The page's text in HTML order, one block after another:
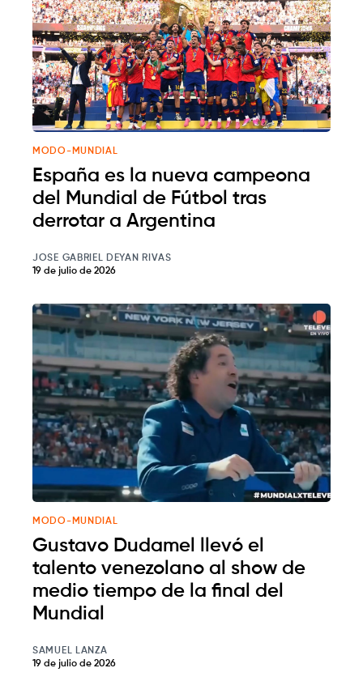
MODO-MUNDIAL
España es la nueva campeona
del Mundial de Fútbol tras
derrotar a Argentina
JOSE GABRIEL DEYAN RIVAS
19 de julio de 2026
MODO-MUNDIAL
Gustavo Dudamel llevó el
talento venezolano al show de
medio tiempo de la final del
Mundial
SAMUEL LANZA
19 de julio de 2026